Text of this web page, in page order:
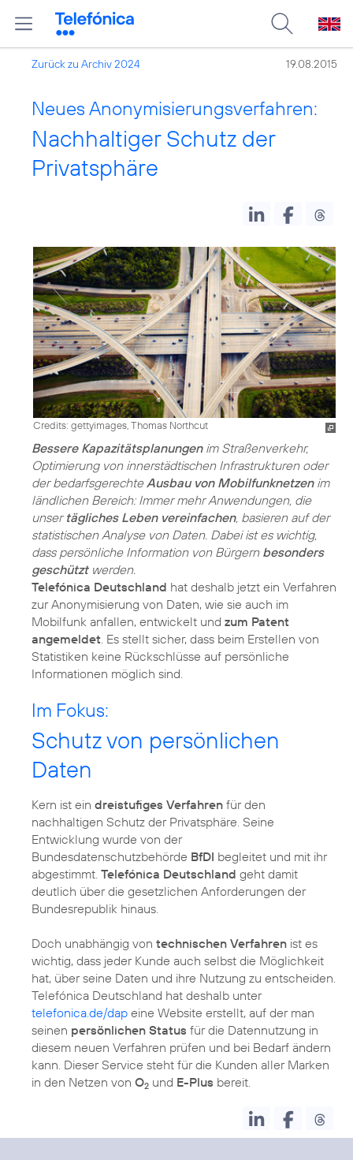
Zurück zu Archiv 2024 19.08.2015
Neues Anonymisierungsverfahren:
Nachhaltiger Schutz der
Privatsphäre
Credits: gettyimages, Thomas Northcut
Bessere Kapazitätsplanungenim Straßenverkehr,
Optimierung von innerstädtischen Infrastrukturen oder
der bedarfsgerechteAusbau von Mobilfunknetzenim
ländlichen Bereich: Immer mehr Anwendungen, die
unser tägliches Leben vereinfachen, basieren auf der
statistischen Analyse von Daten. Dabei ist es wichtig,
dass persönliche Information von Bürgern besonders
geschütztwerden.
Telefónica Deutschland hat deshalb jetzt ein Verfahren
zur Anonymisierung von Daten, wie sie auch im
Mobilfunk anfallen, entwickelt und zum Patent
angemeldet . Es stellt sicher, dass beim Erstellen von
Statistiken keine Rückschlüsse auf persönliche
Informationen möglich sind.
Im Fokus:
Schutz von persönlichen
Daten
Kern ist ein dreistufiges Verfahren für den
nachhaltigen Schutz der Privatsphäre. Seine
Entwicklung wurde von der
Bundesdatenschutzbehörde BfDI begleitet und mit ihr
abgestimmt. Telefónica Deutschland geht damit
deutlich über die gesetzlichen Anforderungen der
Bundesrepublik hinaus.
Doch unabhängig von technischen Verfahren ist es
wichtig, dass jeder Kunde auch selbst die Möglichkeit
hat, über seine Daten und ihre Nutzung zu entscheiden.
Telefónica Deutschland hat deshalb unter
telefonica.de/dap eine Website erstellt, auf der man
seinen persönlichen Status für die Datennutzung in
diesem neuen Verfahren prüfen und bei Bedarf ändern
kann. Dieser Service steht für die Kunden aller Marken
in den Netzen von O2 und E-Plus bereit.